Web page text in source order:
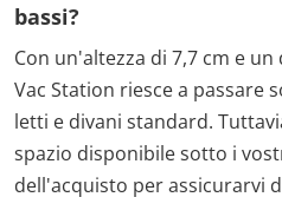
bassi?
Con un'altezza di 7,7 cm e
Vac Station riesce a passare
letti e divani standard.
spazio disponibile sotto i
dell'acquisto per assicurarvi